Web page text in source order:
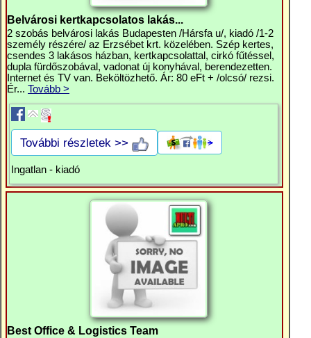
Belvárosi kertkapcsolatos lakás...
2 szobás belvárosi lakás Budapesten /Hársfa u/, kiadó /1-2
személy részére/ az Erzsébet krt. közelében. Szép kertes,
csendes 3 lakásos házban, kertkapcsolattal, cirkó fűtéssel,
dupla fürdőszobával, vadonat új konyhával, berendezetten.
Internet és TV van. Beköltözhető. Ár: 80 eFt + /olcsó/ rezsi.
Ér... Tovább >
További részletek >>
Ingatlan - kiadó
Best Office & Logistics Team